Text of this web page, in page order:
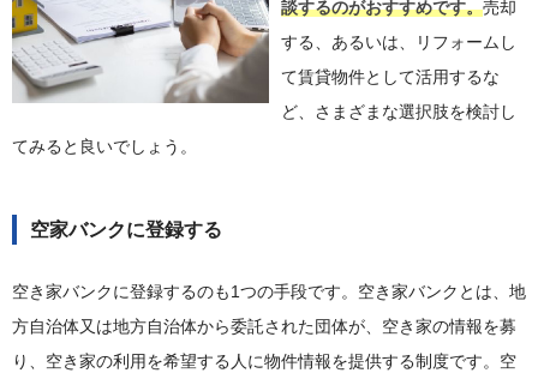
談するのがおすすめです。売却
する、あるいは、リフォームし
て賃貸物件として活用するな
ど、さまざまな選択肢を検討し
てみると良いでしょう。
空家バンクに登録する
空き家バンクに登録するのも1つの手段です。空き家バンクとは、地
方自治体又は地方自治体から委託された団体が、空き家の情報を募
り、空き家の利用を希望する人に物件情報を提供する制度です。空